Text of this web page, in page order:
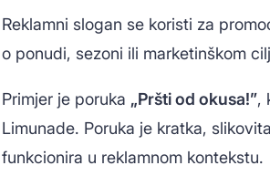
Reklamni slogan se koristi za
o ponudi, sezoni ili marketinškom
Primjer je poruka „Pršti od okusa!”,
Limunade. Poruka je kratka,
funkcionira u reklamnom kontekstu.